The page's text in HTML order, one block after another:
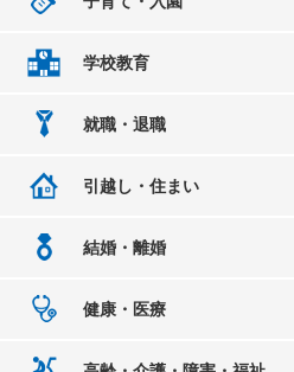
学校教育
就職・退職
引越し・住まい
結婚・離婚
健康・医療